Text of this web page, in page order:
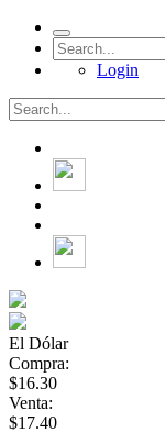
Login
El Dólar
Compra:
$16.30
Venta:
$17.40